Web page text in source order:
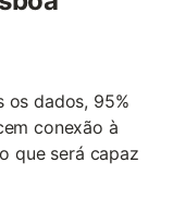
os dados, 95%
conexão à
que será capaz